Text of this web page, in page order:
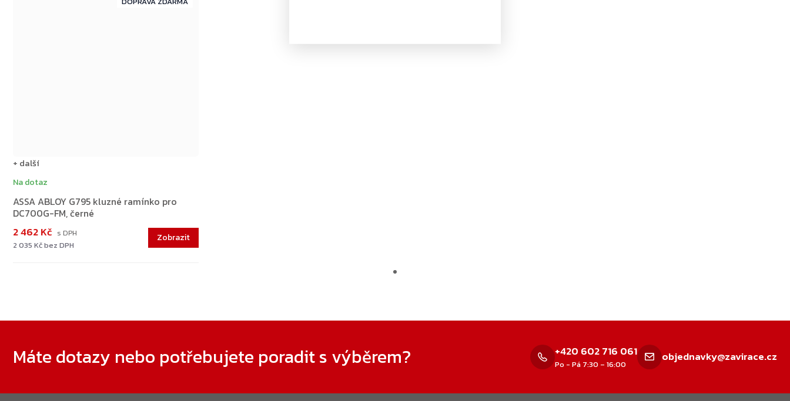
ASSA ABLOY G795 kluzné ramínko pro
DC700G-FM, černé
Na dotaz
2 035 Kč bez DPH
2 462 Kč
+ další
Máte dotazy nebo potřebujete poradit s výběrem?
+420 602 716 061
Po - Pá 7:30 – 16:00 objednavky@zavirace.cz